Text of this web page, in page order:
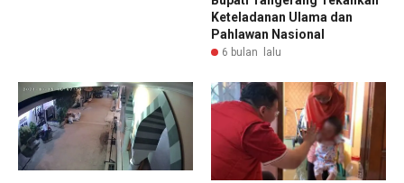
Keteladanan Ulama dan
Pahlawan Nasional
6 bulan lalu